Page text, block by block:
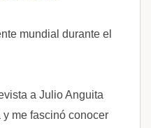
mundial durante el
a Julio Anguita
me fascinó conocer